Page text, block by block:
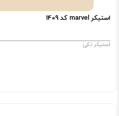
استیکر marvel کد 1409
استیکر تکی